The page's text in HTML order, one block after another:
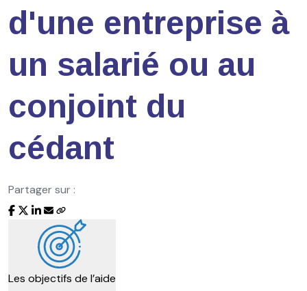
d'une entreprise à
un salarié ou au
conjoint du
cédant
Partager sur :
Les objectifs de l’aide